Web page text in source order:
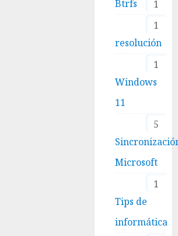
1
Btrfs
1
resolución
1
Windows
11
5
Microsoft
1
Tips de
informática